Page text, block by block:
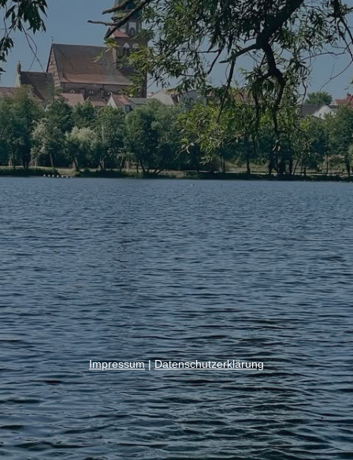
Impressum|Datenschutzerklärung